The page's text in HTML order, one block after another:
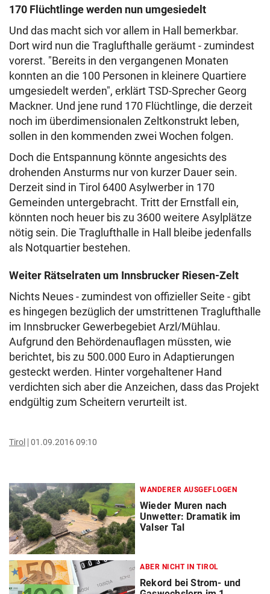
170 Flüchtlinge werden nun umgesiedelt
Und das macht sich vor allem in Hall bemerkbar.
Dort wird nun die Traglufthalle geräumt - zumindest
vorerst. "Bereits in den vergangenen Monaten
konnten an die 100 Personen in kleinere Quartiere
umgesiedelt werden", erklärt TSD-Sprecher Georg
Mackner. Und jene rund 170 Flüchtlinge, die derzeit
noch im überdimensionalen Zeltkonstrukt leben,
sollen in den kommenden zwei Wochen folgen.
Doch die Entspannung könnte angesichts des
drohenden Ansturms nur von kurzer Dauer sein.
Derzeit sind in Tirol 6400 Asylwerber in 170
Gemeinden untergebracht. Tritt der Ernstfall ein,
könnten noch heuer bis zu 3600 weitere Asylplätze
nötig sein. Die Traglufthalle in Hall bleibe jedenfalls
als Notquartier bestehen.
Weiter Rätselraten um Innsbrucker Riesen-Zelt
Nichts Neues - zumindest von offizieller Seite - gibt
es hingegen bezüglich der umstrittenen Traglufthalle
im Innsbrucker Gewerbegebiet Arzl/Mühlau.
Aufgrund den Behördenauflagen müssten, wie
berichtet, bis zu 500.000 Euro in Adaptierungen
gesteckt werden. Hinter vorgehaltener Hand
verdichten sich aber die Anzeichen, dass das Projekt
endgültig zum Scheitern verurteilt ist.
Tirol 01.09.2016 09:10
WANDERER AUSGEFLOGEN
Wieder Muren nach
Unwetter: Dramatik im
Valser Tal
ABER NICHT IN TIROL
Rekord bei Strom- und